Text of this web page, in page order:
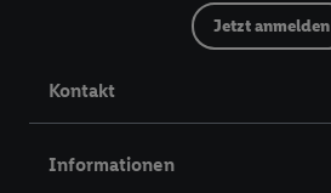
Jetzt anmelden
Kontakt
Informationen